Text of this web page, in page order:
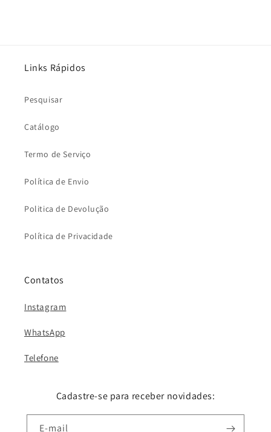
Links Rápidos
Pesquisar
Catálogo
Termo de Serviço
Política de Envio
Politica de Devolução
Política de Privacidade
Contatos
Instagram
WhatsApp
Telefone
Cadastre-se para receber novidades:
E-mail